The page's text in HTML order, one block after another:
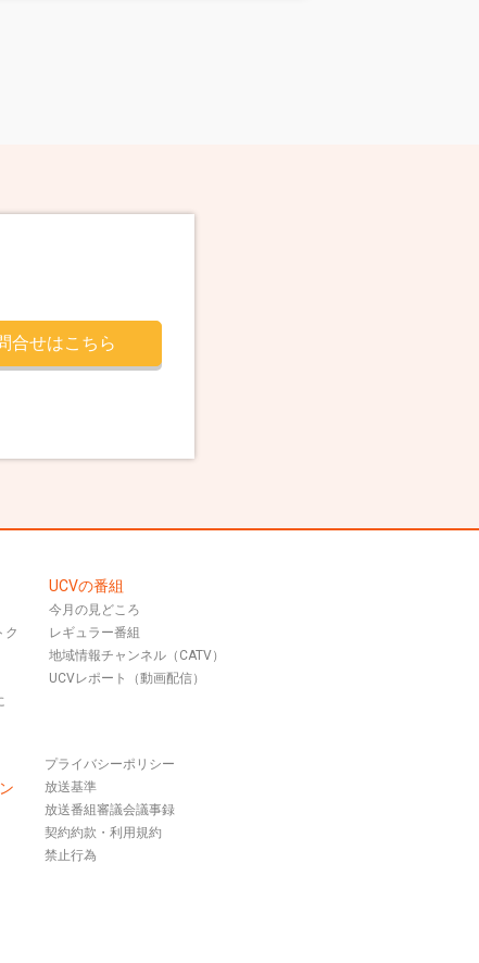
合せはこちら
ク
UCVの番組
今月の見どころ
レギュラー番組
地域情報チャンネル（CATV）
UCVレポート（動画配信）
プライバシーポリシー
放送基準
放送番組審議会議事録
契約約款・利用規約
禁止行為